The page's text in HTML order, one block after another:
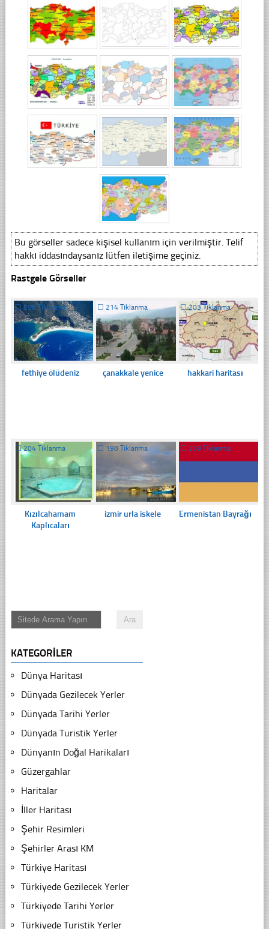
Bu görseller sadece kişisel kullanım için verilmiştir. Telif
hakkı iddasındaysanız lütfen iletişime geçiniz.
Rastgele Görseller
☐208 Tıklanma
fethiye ölüdeniz
☐ 214 Tıklanma
çanakkale yenice
☐203 Tıklanma
hakkari haritası
☐204 Tıklanma
Kızılcahamam
Kaplıcaları
☐ 198 Tıklanma
izmir urla iskele
☐ 209 Tıklanma
Ermenistan Bayrağı
KATEGORILER
Dünya Haritası
Dünyada Gezilecek Yerler
Dünyada Tarihi Yerler
Dünyada Turistik Yerler
Dünyanın Doğal Harikaları
Güzergahlar
Haritalar
İller Haritası
Şehir Resimleri
Şehirler Arası KM
Türkiye Haritası
Türkiyede Gezilecek Yerler
Türkiyede Tarihi Yerler
Türkiyede Turistik Yerler